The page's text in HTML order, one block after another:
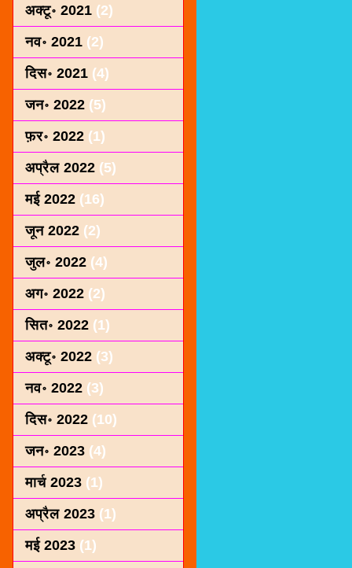
अक्टू॰ 2021 (2)
नव॰ 2021 (2)
दिस॰ 2021 (4)
जन॰ 2022 (5)
फ़र॰ 2022 (1)
अप्रैल 2022 (5)
मई 2022 (16)
जून 2022 (2)
जुल॰ 2022 (4)
अग॰ 2022 (2)
सित॰ 2022 (1)
अक्टू॰ 2022 (3)
नव॰ 2022 (3)
दिस॰ 2022 (10)
जन॰ 2023 (4)
मार्च 2023 (1)
अप्रैल 2023 (1)
मई 2023 (1)